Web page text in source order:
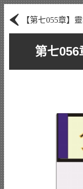
‹ 【第七055章】
第七056